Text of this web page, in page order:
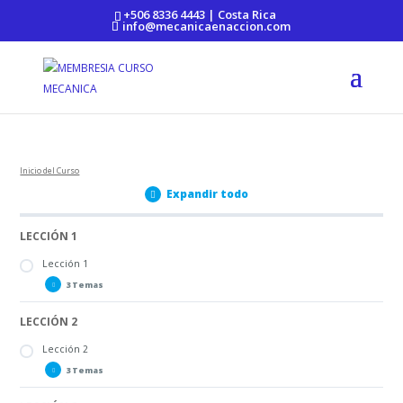
https://mecanicaenaccion.com/+506 8336 4443 | Costa Rica
info@mecanicaenaccion.com
Inicio del Curso
Expandir todo
LECCIÓN 1
Lección 1
3 Temas
Lección 1_PARTE A
Lección 1_PARTE B
Lección 1_PARTE C
LECCIÓN 2
Lección 2
3 Temas